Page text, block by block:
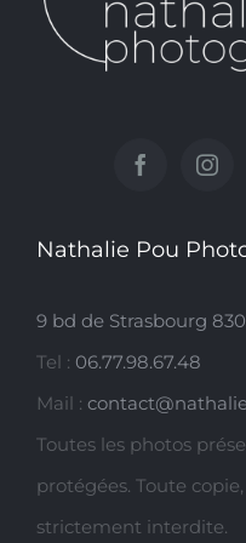
Nathalie Pou
9 bd de Strasbourg
Tel : 06.77.98.67.48
Mail :
Toutes les photos
protégées. Toute
strictement interdite.